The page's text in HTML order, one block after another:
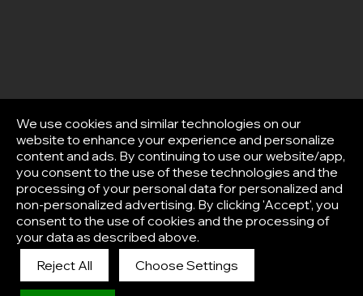
We use cookies and similar technologies on our
website to enhance your experience and personalize
content and ads. By continuing to use our website/app,
you consent to the use of these technologies and the
processing of your personal data for personalized and
non-personalized advertising. By clicking 'Accept', you
consent to the use of cookies and the processing of
your data as described above.
Reject All
Choose Settings